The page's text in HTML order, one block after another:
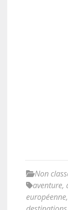
Non
aventure,
européenne,